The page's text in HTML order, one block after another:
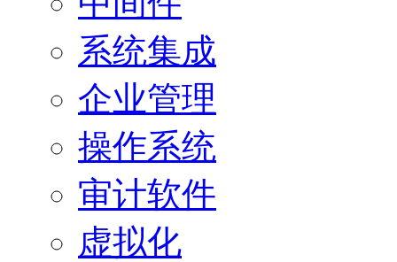
系统集成
企业管理
操作系统
审计软件
虚拟化